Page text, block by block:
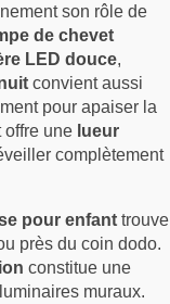
son rôle de
de chevet
LED douce,
convient aussi
pour apaiser la
offre une lueur
complètement
pour enfant trouve
près du coin dodo.
constitue une
muraux.